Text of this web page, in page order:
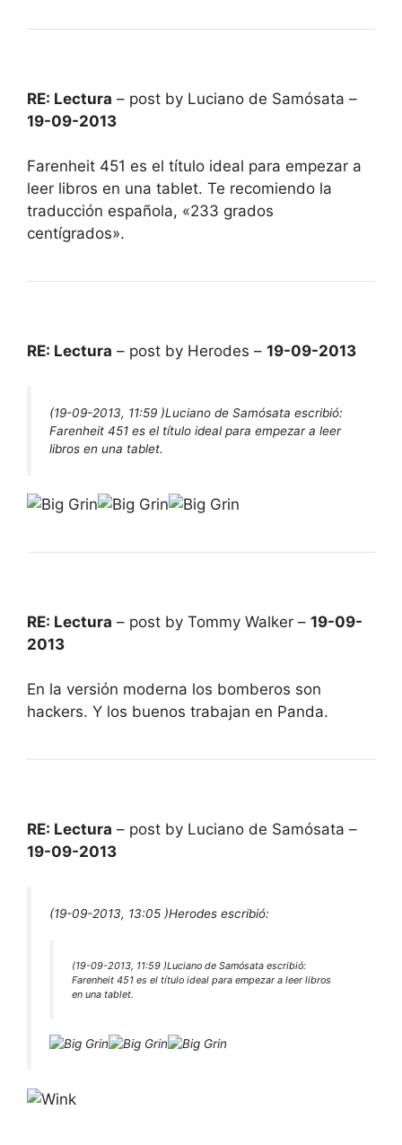
RE: Lectura – post by Luciano de Samósata –
19-09-2013
Farenheit 451 es el título ideal para empezar a
leer libros en una tablet. Te recomiendo la
traducción española, «233 grados
centígrados».
RE: Lectura – post by Herodes – 19-09-2013
(19-09-2013, 11:59 )Luciano de Samósata escribió:
Farenheit 451 es el título ideal para empezar a leer
libros en una tablet.
RE: Lectura – post by Tommy Walker – 19-09-
2013
En la versión moderna los bomberos son
hackers. Y los buenos trabajan en Panda.
RE: Lectura – post by Luciano de Samósata –
19-09-2013
(19-09-2013, 13:05 )Herodes escribió:
(19-09-2013, 11:59 )Luciano de Samósata escribió:
Farenheit 451 es el título ideal para empezar a leer libros
en una tablet.